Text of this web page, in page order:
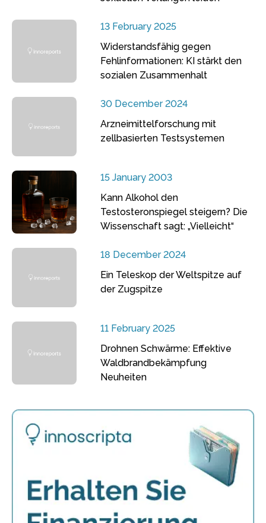
13 February 2025
Widerstandsfähig gegen
Fehlinformationen: KI stärkt den
sozialen Zusammenhalt
30 December 2024
Arzneimittelforschung mit
zellbasierten Testsystemen
15 January 2003
Kann Alkohol den
Testosteronspiegel steigern? Die
Wissenschaft sagt: „Vielleicht“
18 December 2024
Ein Teleskop der Weltspitze auf
der Zugspitze
11 February 2025
Drohnen Schwärme: Effektive
Waldbrandbekämpfung
Neuheiten